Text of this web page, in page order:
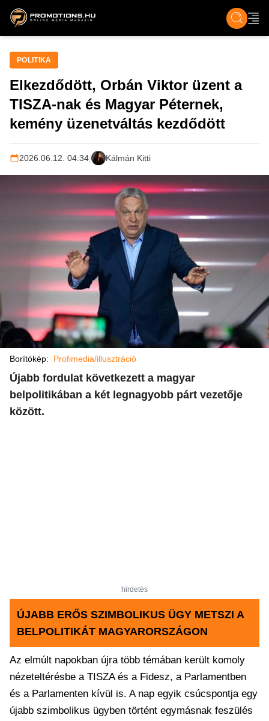
ZENE, FILM & KULT ÉLET TECH &
POLITIKA
Elkezdődött, Orbán Viktor üzent a
TISZA-nak és Magyar Péternek,
kemény üzenetváltás kezdődött
2026.06.12. 04:34| Kálmán Kitti
Borítókép: Profimedia/illusztráció
Újabb fordulat következett a magyar
belpolitikában a két legnagyobb párt vezetője
között.
hirdetés
ÚJABB ERŐS SZIMBOLIKUS ÜGY METSZI A
BELPOLITIKÁT MAGYARORSZÁGON
Az elmúlt napokban újra több témában került komoly
nézeteltérésbe a TISZA és a Fidesz, a Parlamentben
és a Parlamenten kívül is. A nap egyik csúcspontja egy
újabb szimbolikus ügyben történt egymásnak feszülés